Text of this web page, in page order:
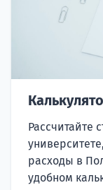
Рассчитайте
расходы в
удобном